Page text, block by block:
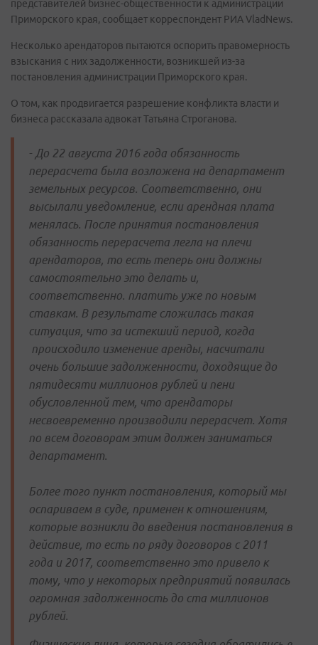
представителей бизнес-общественности к администрации
Приморского края, сообщает корреспондент РИА VladNews.
Несколько арендаторов пытаются оспорить правомерность
взыскания с них задолженности, возникшей из-за
постановления администрации Приморского края.
О том, как продвигается разрешение конфликта власти и
бизнеса рассказала адвокат Татьяна Строганова.
- До 22 августа 2016 года обязанность
перерасчета была возложена на департамент
земельных ресурсов. Соответственно, они
высылали уведомление, если арендная плата
менялась. После принятия постановления
обязанность перерасчета легла на плечи
арендаторов, то есть теперь они должны
самостоятельно это делать и,
соответственно. платить уже по новым
ставкам. В результате сложилась такая
ситуация, что за истекший период, когда
происходило изменение аренды, насчитали
очень большие задолженности, доходящие до
пятидесяти миллионов рублей и пени
обусловленной тем, что арендаторы
несвоевременно производили перерасчет. Хотя
по всем договорам этим должен заниматься
департамент.
Более того пункт постановления, который мы
оспариваем в суде, применен к отношениям,
которые возникли до введения постановления в
действие, то есть по ряду договоров с 2011
года и 2017, соответственно это привело к
тому, что у некоторых предприятий появилась
огромная задолженность до ста миллионов
рублей.